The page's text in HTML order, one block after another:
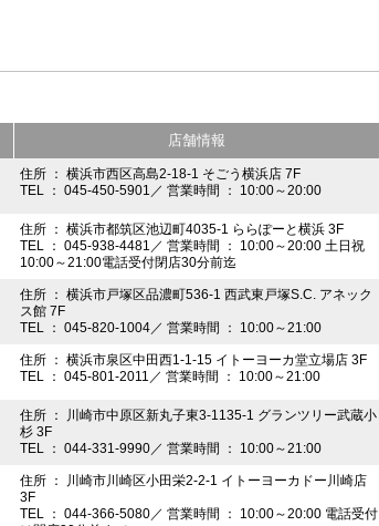
店舗情報
住所 ： 横浜市西区高島2-18-1 そごう横浜店 7F
TEL ： 045-450-5901／ 営業時間 ： 10:00～20:00
住所 ： 横浜市都筑区池辺町4035-1 ららぽーと横浜 3F
TEL ： 045-938-4481／ 営業時間 ： 10:00～20:00 土日祝
10:00～21:00電話受付閉店30分前迄
住所 ： 横浜市戸塚区品濃町536-1 西武東戸塚S.C. アネック
ス館 7F
TEL ： 045-820-1004／ 営業時間 ： 10:00～21:00
住所 ： 横浜市泉区中田西1-1-15 イトーヨーカ堂立場店 3F
TEL ： 045-801-2011／ 営業時間 ： 10:00～21:00
住所 ： 川崎市中原区新丸子東3-1135-1 グランツリー武蔵小
杉 3F
TEL ： 044-331-9990／ 営業時間 ： 10:00～21:00
住所 ： 川崎市川崎区小田栄2-2-1 イトーヨーカドー川崎店
3F
TEL ： 044-366-5080／ 営業時間 ： 10:00～20:00 電話受付